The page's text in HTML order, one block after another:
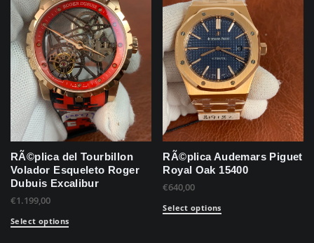
RÃ©plica del Tourbillon
Volador Esqueleto Roger
Dubuis Excalibur
€1.199,00
Select options
RÃ©plica Audemars Piguet
Royal Oak 15400
€640,00
Select options